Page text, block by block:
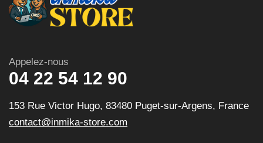
Appelez-nous
04 22 54 12 90
153 Rue Victor Hugo, 83480 Puget-sur-Argens, France
contact@inmika-store.com